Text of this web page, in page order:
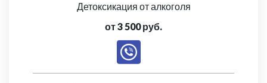
Детоксикация от алкоголя
от 3 500 руб.